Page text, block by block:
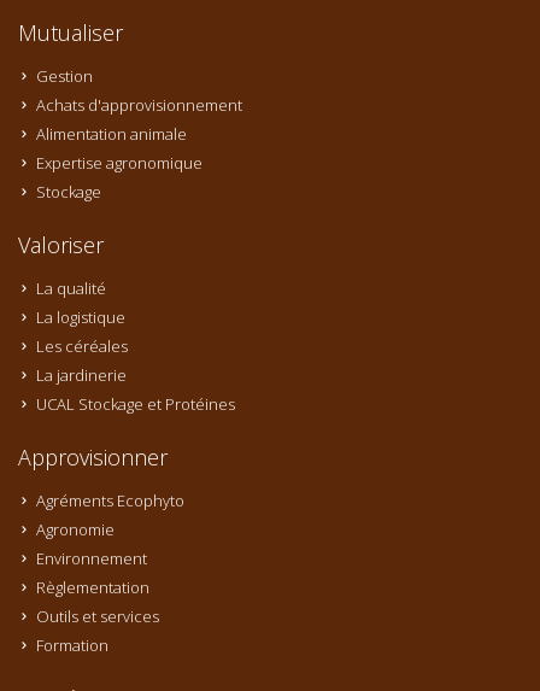
Mutualiser
Gestion
Achats d'approvisionnement
Alimentation animale
Expertise agronomique
Stockage
Valoriser
La qualité
La logistique
Les céréales
La jardinerie
UCAL Stockage et Protéines
Approvisionner
Agréments Ecophyto
Agronomie
Environnement
Règlementation
Outils et services
Formation